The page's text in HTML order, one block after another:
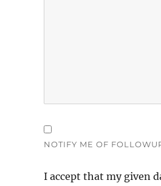
NOTIFY ME OF
I accept that my given